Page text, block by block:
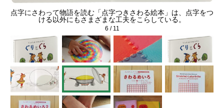
点字にさわって物語を読む「点字つきさわる絵本」は、点字をつ
ける以外にもさまざまな工夫をこらしている。
6 / 11